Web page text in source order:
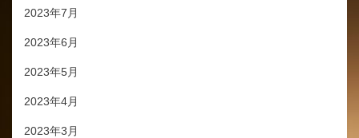
2023年7月
2023年6月
2023年5月
2023年4月
2023年3月